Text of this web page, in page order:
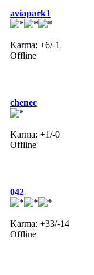
aviapark1
Karma: +6/-1
Offline
chenec
Karma: +1/-0
Offline
042
Karma: +33/-14
Offline